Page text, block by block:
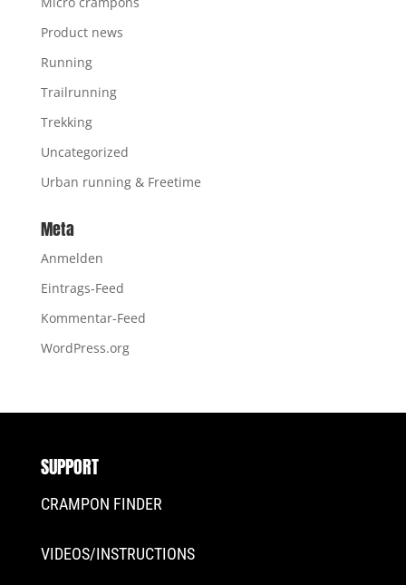
Product news
Running
Trailrunning
Trekking
Uncategorized
Urban running & Freetime
Meta
Anmelden
Eintrags-Feed
Kommentar-Feed
WordPress.org
SUPPORT
CRAMPON FINDER
VIDEOS/INSTRUCTIONS